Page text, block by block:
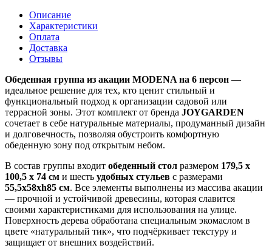
Описание
Характеристики
Оплата
Доставка
Отзывы
Обеденная группа из акации MODENA на 6 персон —
идеальное решение для тех, кто ценит стильный и
функциональный подход к организации садовой или
террасной зоны. Этот комплект от бренда JOYGARDEN
сочетает в себе натуральные материалы, продуманный дизайн
и долговечность, позволяя обустроить комфортную
обеденную зону под открытым небом.
В состав группы входит обеденный стол размером 179,5 x
100,5 x 74 см и шесть удобных стульев с размерами
55,5x58xh85 см. Все элементы выполнены из массива акации
— прочной и устойчивой древесины, которая славится
своими характеристиками для использования на улице.
Поверхность дерева обработана специальным экомаслом в
цвете «натуральный тик», что подчёркивает текстуру и
защищает от внешних воздействий.